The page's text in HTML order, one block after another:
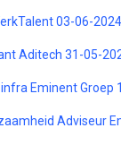
03-06-2024
Aditech 31-05-
Eminent Groep
Adviseur